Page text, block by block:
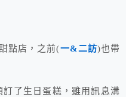
點店，之前(一&二訪)也帶
了生日蛋糕，雖用訊息溝